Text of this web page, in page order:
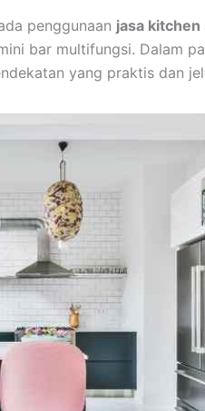
penggunaan jasa kitchen
bar multifungsi. Dalam
yang praktis dan